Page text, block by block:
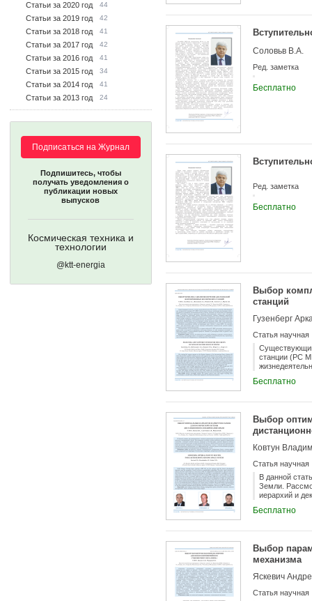
Статьи за 2020 год 44
Статьи за 2019 год 42
Статьи за 2018 год 41
Статьи за 2017 год 42
Статьи за 2016 год 41
Статьи за 2015 год 34
Статьи за 2014 год 41
Статьи за 2013 год 24
Подписаться на Журнал
Подпишитесь, чтобы
получать уведомления о
публикации новых
выпусков
Космическая техника и
технологии
@ktt-energia
Соловьв В.А.
Ред. заметка
Бесплатно
Ред. заметка
Бесплатно
Выбор
станций
Статья научная
станции (РС
Данная
воды и
на борту МКС
систем с
метода
РС МКС
Бесплатно
Выбор
Статья научная
В данной
Земли.
иерархий и
оценить
Бесплатно
Выбор
механизма
Яскевич
Статья научная